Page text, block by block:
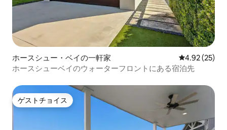
ホースシュー・ベイの一軒家 レビュー25
4.92 (25)
ホースシューベイのウォーターフロントにある宿泊先
ゲストチョイス
ゲストチョイス